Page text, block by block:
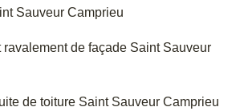
Sauveur Camprieu
ravalement de façade Saint Sauveur
de toiture Saint Sauveur Camprieu